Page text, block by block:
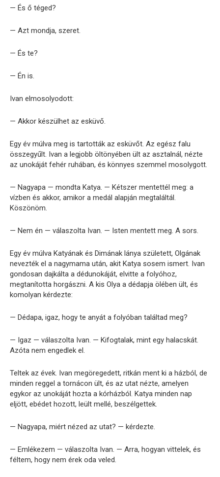
— És ő téged?
— Azt mondja, szeret.
— És te?
— Én is.
Ivan elmosolyodott:
— Akkor készülhet az esküvő.
Egy év múlva meg is tartották az esküvőt. Az egész falu
összegyűlt. Ivan a legjobb öltönyében ült az asztalnál, nézte
az unokáját fehér ruhában, és könnyes szemmel mosolygott.
— Nagyapa — mondta Katya. — Kétszer mentettél meg: a
vízben és akkor, amikor a medál alapján megtaláltál.
Köszönöm.
— Nem én — válaszolta Ivan. — Isten mentett meg. A sors.
Egy év múlva Katyának és Dimának lánya született, Olgának
nevezték el a nagymama után, akit Katya sosem ismert. Ivan
gondosan dajkálta a dédunokáját, elvitte a folyóhoz,
megtanította horgászni. A kis Olya a dédapja ölében ült, és
komolyan kérdezte:
— Dédapa, igaz, hogy te anyát a folyóban találtad meg?
— Igaz — válaszolta Ivan. — Kifogtalak, mint egy halacskát.
Azóta nem engedlek el.
Teltek az évek. Ivan megöregedett, ritkán ment ki a házból, de
minden reggel a tornácon ült, és az utat nézte, amelyen
egykor az unokáját hozta a kórházból. Katya minden nap
eljött, ebédet hozott, leült mellé, beszélgettek.
— Nagyapa, miért nézed az utat? — kérdezte.
— Emlékezem — válaszolta Ivan. — Arra, hogyan vittelek, és
féltem, hogy nem érek oda veled.